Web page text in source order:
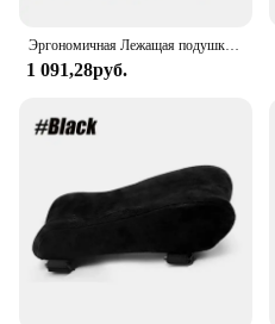
Эргономичная Лежащая подушка из пены с эффектом памяти, дышащая подушка для поддержки головы, подушка для массажа тела и лица, подушка для салона красоты
1 091,28руб.